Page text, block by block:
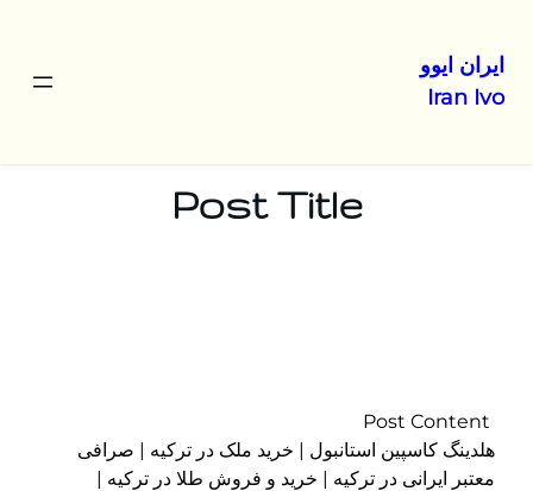
رفتن
ایران ایوو
Iran Ivo
Post Title
هلدینگ کاسپین استانبول | خرید ملک در ترکیه | صرافی
معتبر ایرانی در ترکیه | خرید و فروش طلا در ترکیه |